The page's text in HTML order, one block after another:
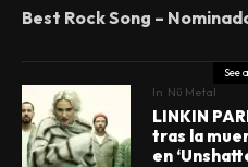
Best Rock Song –
See
In Nü Metal
LINKIN
tras la
en